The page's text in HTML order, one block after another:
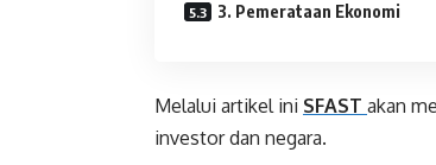
3. Pemerataan Ekonomi
Melalui artikel ini SFAST akan
investor dan negara.